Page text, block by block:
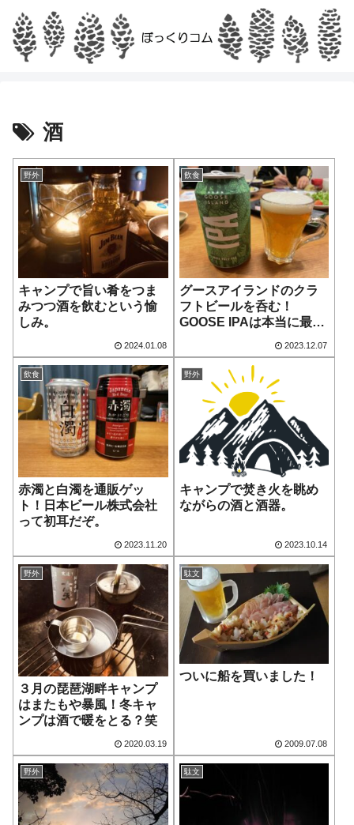
酒
野外
キャンプで旨い肴をつま
みつつ酒を飲むという愉
しみ。
2024.01.08
飲食
グースアイランドのクラ
フトビールを呑む！
GOOSE IPAは本当に最高
2023.12.07
飲食
赤濁と白濁を通販ゲッ
ト！日本ビール株式会社
って初耳だぞ。
2023.11.20
野外
キャンプで焚き火を眺め
ながらの酒と酒器。
2023.10.14
野外
３月の琵琶湖畔キャンプ
はまたもや暴風！冬キャ
ンプは酒で暖をとる？笑
2020.03.19
駄文
ついに船を買いました！
2009.07.08
野外 駄文